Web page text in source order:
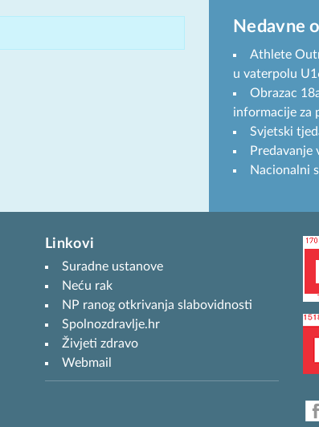
Nedavne
Athlete
u vaterpolu
Obrazac
informacije za
Svjetski
Nacionalni
Linkovi
Suradne ustanove
Neću rak
NP ranog otkrivanja slabovidnosti
Spolnozdravlje.hr
Živjeti zdravo
Webmail